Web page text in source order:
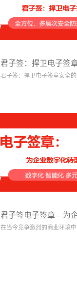
君子签：捍卫电子签
君子签：捍卫电子签章安全